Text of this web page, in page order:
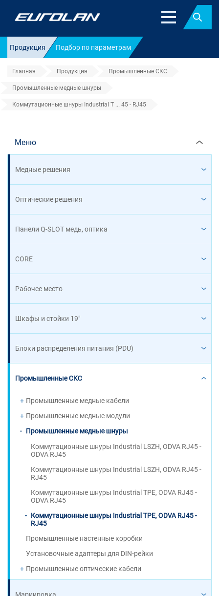
Найти
Продукция Подбор по параметрам
Главная Продукция Промышленные СКС
Промышленные медные шнуры
Коммутационные шнуры Industrial T ... 45 - RJ45
Коммутационные шнуры
Меню
Медные решения
Оптические решения
Панели Q-SLOT медь, оптика
CORE
Рабочее место
Шкафы и стойки 19"
Блоки распределения питания (PDU)
Промышленные СКС
Промышленные медные кабели
Промышленные медные модули
Промышленные медные шнуры
Коммутационные шнуры Industrial LSZH, ODVA RJ45 -
ODVA RJ45
Коммутационные шнуры Industrial LSZH, ODVA RJ45 -
RJ45
Коммутационные шнуры Industrial TPE, ODVA RJ45 -
ODVA RJ45
Коммутационные шнуры Industrial TPE, ODVA RJ45 -
RJ45
Промышленные настенные коробки
Установочные адаптеры для DIN-рейки
Промышленные оптические кабели